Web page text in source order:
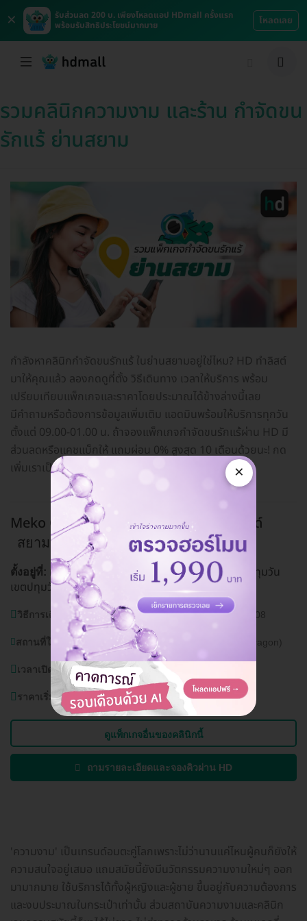
×
รับส่วนลด 200 บ. เพียงโหลดแอป HDmall ครั้งแรก
พร้อมรับสิทธิประโยชน์มากมาย
โหลดเลย
รวมคลินิกความงาม และร้าน กำจัดขน
รักแร้ ย่านสยาม
กำลังหาคลินิกกำจัดขนรักแร้ ในย่านสยามอยู่ใช่ไหม? HD ทำลิสต์
มาให้คุณแล้ว ลองกดดูที่ตั้ง วิธีเดินทาง เวลาให้บริการ พร้อม
เปรียบเทียบแพ็กเกจและราคาโดยประมาณได้ข้างล่างนี้เลย
มีคำถามหรือต้องการข้อมูลเพิ่มเติม แอดมินพร้อมให้บริการทุกวัน
ตั้งแต่ 09.00-01.00 น. ถ้าจองแพ็กเกจกำจัดขนรักแร้ผ่าน HD มี
ส่วนลดหรือแคชแบ็กให้ แถมผ่อน 0% สูงสุด 10 เดือนด้วยนะ! กด
เพิ่มเราเป็นเพื่อนทางไลน์
Meko Clinic (เมโกะ คลินิก) สาขาเซ็นทรัลเวิลด์
สยาม
ตั้งอยู่ที่: ห้อง B505/1 เลขที่ 999/9 ถ. พระราม 1 แขวงปทุมวัน
เขตปทุมวัน กรุงเทพมหานคร 10330
วิธีการเดินทาง:BTS ชิดลม, BTS สยาม, รถเมล์สาย 501,508
สถานที่ใกล้เคียง: เซ็นทรัลเวิลด์, สยามพารากอน (Siam Paragon)
เวลาเปิดบริการ:วันจันทร์ - อาทิตย์ 10.00 - 21.00 น.
ราคาเริ่มต้นที่ 7,400 บาท
ดูแพ็กเกจอื่นของคลินิกนี้
ถามรายละเอียดและจองคิวผ่าน HD
'ความงาม' เป็นเทรนด์อมตะคู่โลกเพราะไม่ว่านานแค่ไหนผู้คนก็ยังให้
ความสนใจอยู่เสมอ แถมสมัยนี้ยังมีนวัตกรรมความงามใหม่ๆ ออก
มามากมาย ใช้บริการได้ทั้งผู้หญิงและผู้ชาย ขึ้นอยู่กับความต้องการ
และงบประมาณในกระเป๋าเท่านั้น ส่วนสถาบันความงามและคลินิก
×